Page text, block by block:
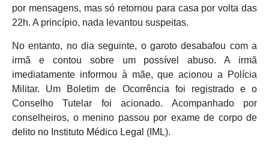
por mensagens, mas só retornou para casa por volta das
22h. A princípio, nada levantou suspeitas.
No entanto, no dia seguinte, o garoto desabafou com a
irmã e contou sobre um possível abuso. A irmã
imediatamente informou à mãe, que acionou a Polícia
Militar. Um Boletim de Ocorrência foi registrado e o
Conselho Tutelar foi acionado. Acompanhado por
conselheiros, o menino passou por exame de corpo de
delito no Instituto Médico Legal (IML).